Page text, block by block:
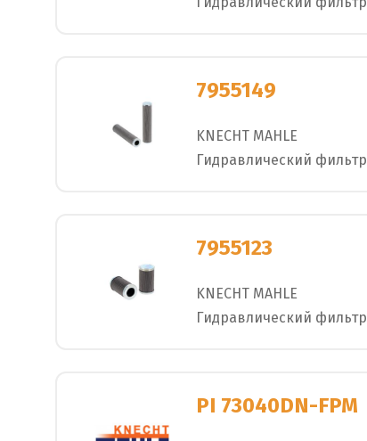
7955149
KNECHT MAHLE
Гидравлический фильтр
7955123
KNECHT MAHLE
Гидравлический фильтр
PI 73040DN-FPM